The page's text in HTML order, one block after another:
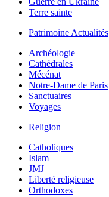
Terre sainte
Patrimoine Actualités
Archéologie
Cathédrales
Mécénat
Notre-Dame de Paris
Sanctuaires
Voyages
Religion
Catholiques
Islam
JMJ
Liberté religieuse
Orthodoxes